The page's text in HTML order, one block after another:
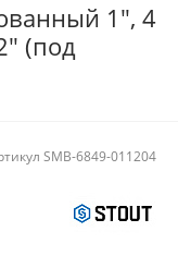
1", 4
(под
SMB-6849-011204